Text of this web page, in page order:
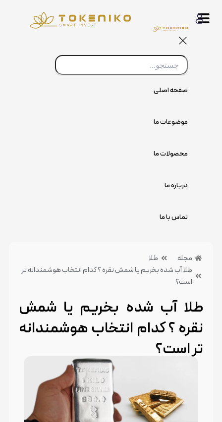
صفحه اصلی
موضوعات ما
محصولات ما
درباره ما
تماس با ما
مجله
طلا
طلا آب شده بخریم یا شمش نقره ؟ کدام انتخاب هوشمندانه تر
است؟
طلا آب شده بخریم یا شمش
نقره ؟ کدام انتخاب هوشمندانه
تر است؟
دسته بندی:طلا